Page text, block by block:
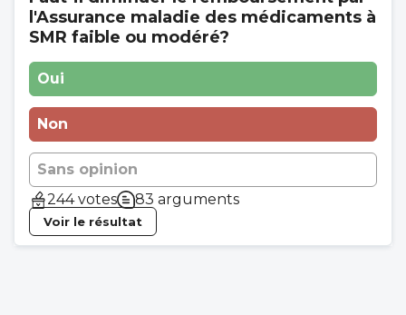
l'Assurance maladie des médicaments à
SMR faible ou modéré?
Oui
Non
Sans opinion
244 votes
83 arguments
Voir le résultat